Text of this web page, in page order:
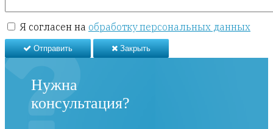
Я согласен на обработку персональных данных
Отправить Закрыть
Нужна
консультация?